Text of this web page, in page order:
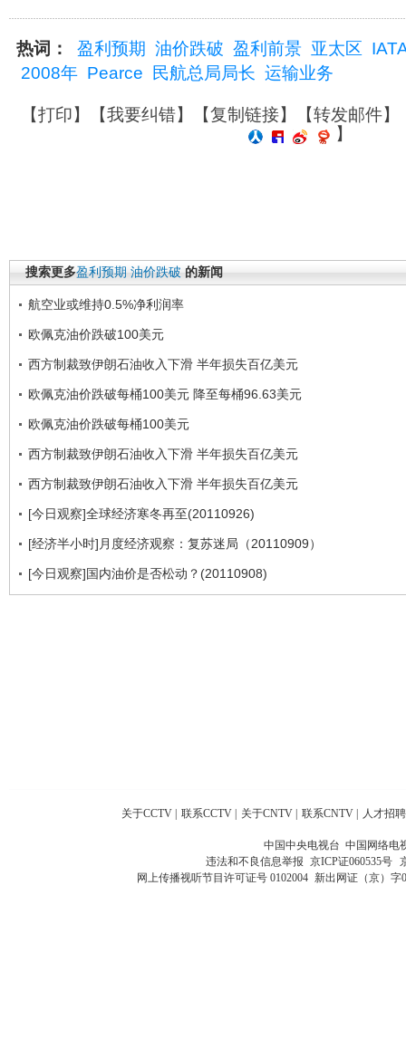
热词： 盈利预期 油价跌破 盈利前景 亚太区
2008年 Pearce 民航总局局长 运输业务
【打印】【我要纠错】【复制链接】【转发邮件】
】
搜索更多盈利预期 油价跌破 的新闻
航空业或维持0.5%净利润率
欧佩克油价跌破100美元
西方制裁致伊朗石油收入下滑 半年损失百亿美元
欧佩克油价跌破每桶100美元 降至每桶96.63美元
欧佩克油价跌破每桶100美元
西方制裁致伊朗石油收入下滑 半年损失百亿美元
西方制裁致伊朗石油收入下滑 半年损失百亿美元
[今日观察]全球经济寒冬再至(20110926)
[经济半小时]月度经济观察：复苏迷局（20110909）
[今日观察]国内油价是否松动？(20110908)
关于CCTV 联系CCTV 关于CNTV 联系CNTV 人才招聘
中国中央电视台 中国网络电
违法和不良信息举报 京ICP证060535号
网上传播视听节目许可证号 0102004 新出网证（京）